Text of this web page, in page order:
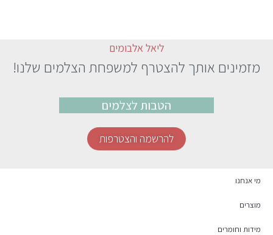
ליאל אלבומים
מזמינים אותך להצטרף למשפחת הצלמים שלנו!
הטבות לצלמים
להרשמה והצטרפות
מי אנחנו
מוצרים
מידות וחומרים